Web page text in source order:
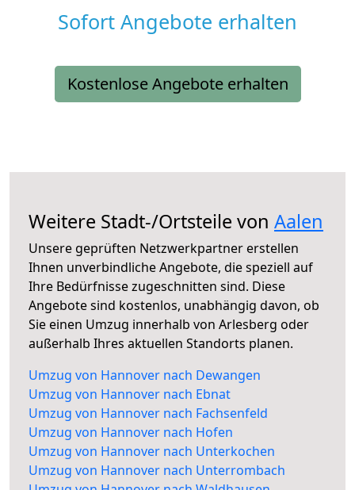
Sofort Angebote erhalten
Kostenlose Angebote erhalten
Weitere Stadt-/Ortsteile von Aalen
Unsere geprüften Netzwerkpartner erstellen
Ihnen unverbindliche Angebote, die speziell auf
Ihre Bedürfnisse zugeschnitten sind. Diese
Angebote sind kostenlos, unabhängig davon, ob
Sie einen Umzug innerhalb von Arlesberg oder
außerhalb Ihres aktuellen Standorts planen.
Umzug von Hannover nach Dewangen
Umzug von Hannover nach Ebnat
Umzug von Hannover nach Fachsenfeld
Umzug von Hannover nach Hofen
Umzug von Hannover nach Unterkochen
Umzug von Hannover nach Unterrombach